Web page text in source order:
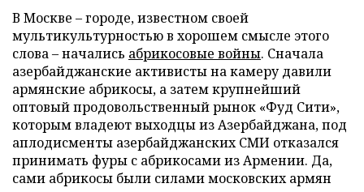
В Москве – городе, известном своей
мультикультурностью в хорошем смысле этого
слова – начались абрикосовые войны. Сначала
азербайджанские активисты на камеру давили
армянские абрикосы, а затем крупнейший
оптовый продовольственный рынок «Фуд Сити»,
которым владеют выходцы из Азербайджана, под
аплодисменты азербайджанских СМИ отказался
принимать фуры с абрикосами из Армении. Да,
сами абрикосы были силами московских армян